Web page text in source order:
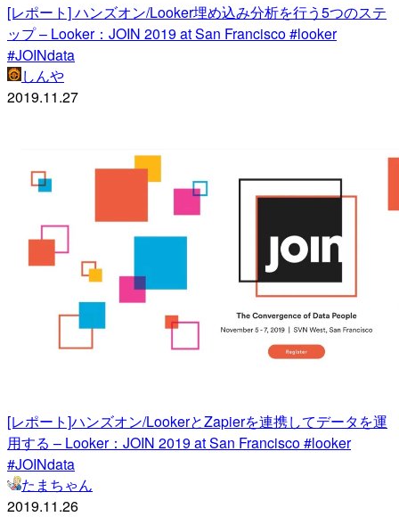
[レポート] ハンズオン/Looker埋め込み分析を行う5つのステ
ップ – Looker：JOIN 2019 at San Francisco #looker
#JOINdata
しんや
2019.11.27
[レポート]ハンズオン/LookerとZapierを連携してデータを運
用する – Looker：JOIN 2019 at San Francisco #looker
#JOINdata
たまちゃん
2019.11.26